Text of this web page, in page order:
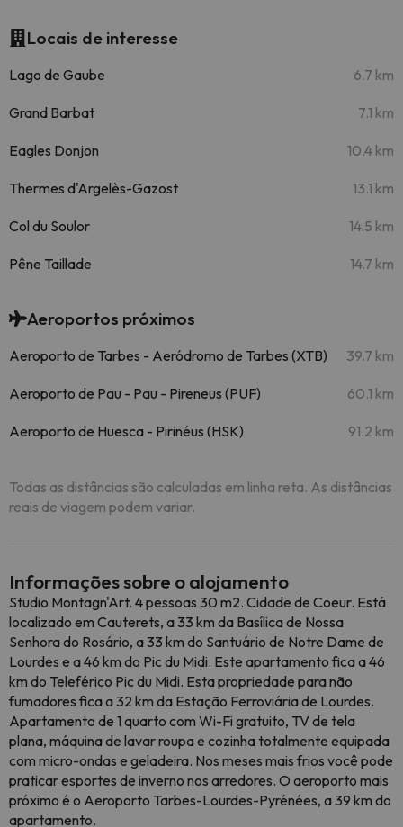
Locais de interesse
Lago de Gaube 6.7 km
Grand Barbat 7.1 km
Eagles Donjon 10.4 km
Thermes d'Argelès-Gazost 13.1 km
Col du Soulor 14.5 km
Pêne Taillade 14.7 km
Aeroportos próximos
Aeroporto de Tarbes - Aeródromo de Tarbes (XTB) 39.7 km
Aeroporto de Pau - Pau - Pireneus (PUF) 60.1 km
Aeroporto de Huesca - Pirinéus (HSK) 91.2 km
Todas as distâncias são calculadas em linha reta. As distâncias
reais de viagem podem variar.
Informações sobre o alojamento
Studio Montagn'Art. 4 pessoas 30 m2. Cidade de Coeur. Está
localizado em Cauterets, a 33 km da Basílica de Nossa
Senhora do Rosário, a 33 km do Santuário de Notre Dame de
Lourdes e a 46 km do Pic du Midi. Este apartamento fica a 46
km do Teleférico Pic du Midi. Esta propriedade para não
fumadores fica a 32 km da Estação Ferroviária de Lourdes.
Apartamento de 1 quarto com Wi-Fi gratuito, TV de tela
plana, máquina de lavar roupa e cozinha totalmente equipada
com micro-ondas e geladeira. Nos meses mais frios você pode
praticar esportes de inverno nos arredores. O aeroporto mais
próximo é o Aeroporto Tarbes-Lourdes-Pyrénées, a 39 km do
apartamento.